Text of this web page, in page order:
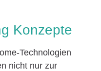
Konzepte
Technologien
nicht nur zur